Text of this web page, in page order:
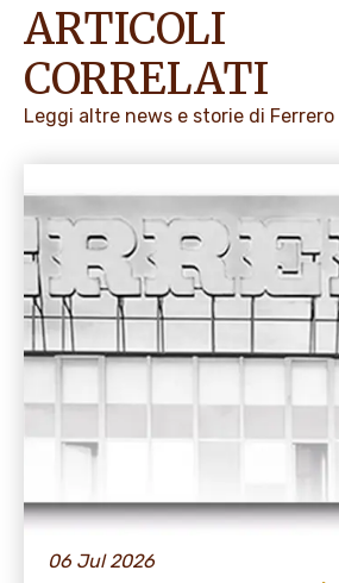
ARTICOLI
CORRELATI
Leggi altre news e storie di
06 Jul 2026